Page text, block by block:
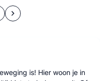
is! Hier woon je in